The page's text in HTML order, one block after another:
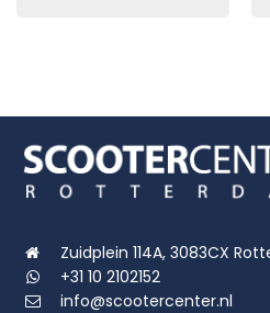
Zuidplein 114A, 3083CX
+31 10 2102152
info@scootercenter.nl